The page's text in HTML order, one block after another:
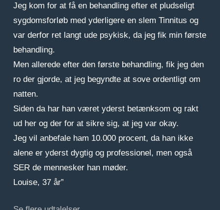
Jeg kom for at få en behandling efter et pludseligt
sygdomsforløb med yderligere en slem Tinnitus og
var derfor ret langt ude psykisk, da jeg fik min første
behandling.
Men allerede efter den første behandling, fik jeg den
ro der gjorde, at jeg begyndte at sove ordentligt om
natten.
Siden da har han været yderst betænksom og rakt
ud her og der for at sikre sig, at jeg var okay.
Jeg vil anbefale ham 10.000 procent, da han ikke
alene er yderst dygtig og professionel, men også
SER de mennesker han møder.
Louise, 37 år”